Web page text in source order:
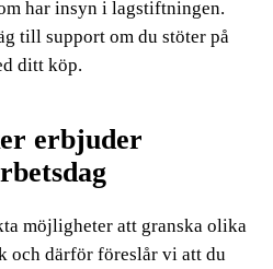
har insyn i lagstiftningen.
till support om du stöter på
ditt köp.
erbjuder
möjligheter att granska olika
och därför föreslår vi att du